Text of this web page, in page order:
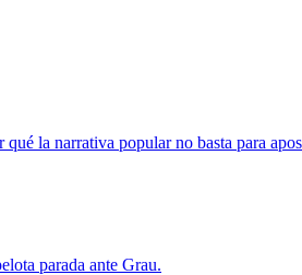
la narrativa popular no basta para
parada ante Grau.